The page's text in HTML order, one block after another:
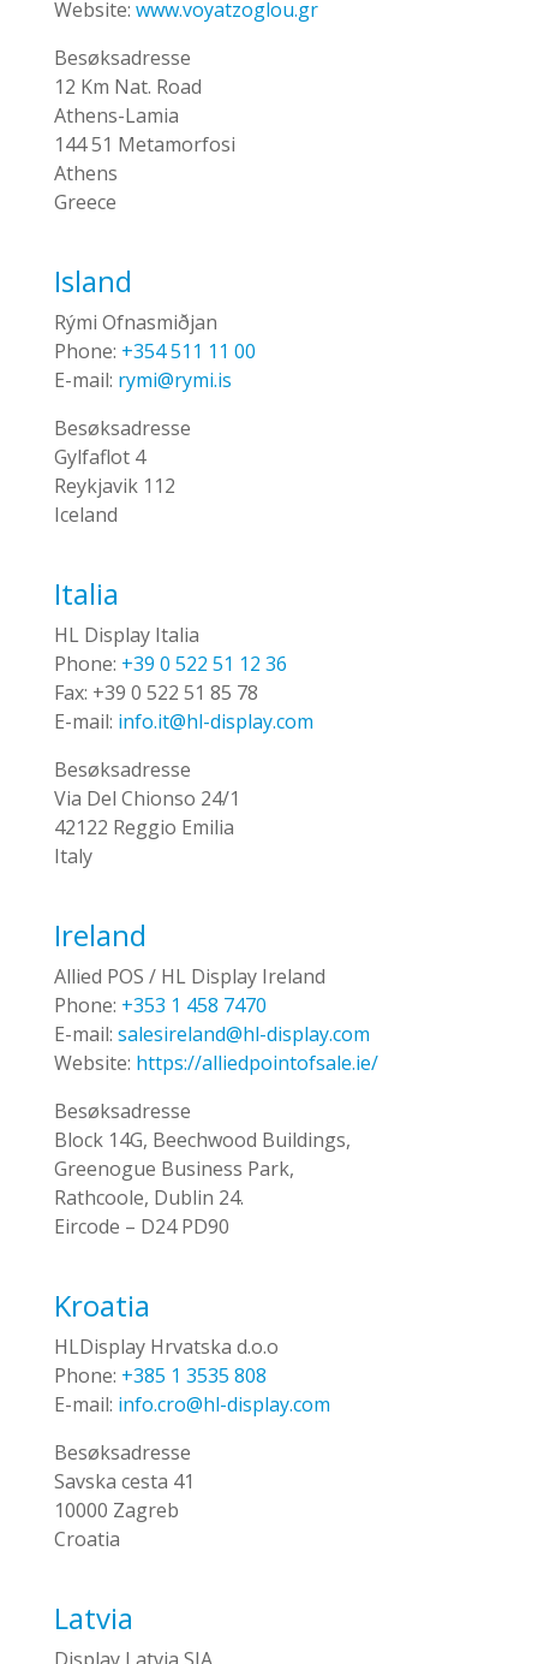
Website: www.voyatzoglou.gr
Besøksadresse
12 Km Nat. Road
Athens-Lamia
144 51 Metamorfosi
Athens
Greece
Island
Rými Ofnasmiðjan
Phone: +354 511 11 00
E-mail: rymi@rymi.is
Besøksadresse
Gylfaflot 4
Reykjavik 112
Iceland
Italia
HL Display Italia
Phone: +39 0 522 51 12 36
Fax: +39 0 522 51 85 78
E-mail: info.it@hl-display.com
Besøksadresse
Via Del Chionso 24/1
42122 Reggio Emilia
Italy
Ireland
Allied POS / HL Display Ireland
Phone: +353 1 458 7470
E-mail: salesireland@hl-display.com
Website: https://alliedpointofsale.ie/
Besøksadresse
Block 14G, Beechwood Buildings,
Greenogue Business Park,
Rathcoole, Dublin 24.
Eircode – D24 PD90
Kroatia
HLDisplay Hrvatska d.o.o
Phone: +385 1 3535 808
E-mail: info.cro@hl-display.com
Besøksadresse
Savska cesta 41
10000 Zagreb
Croatia
Latvia